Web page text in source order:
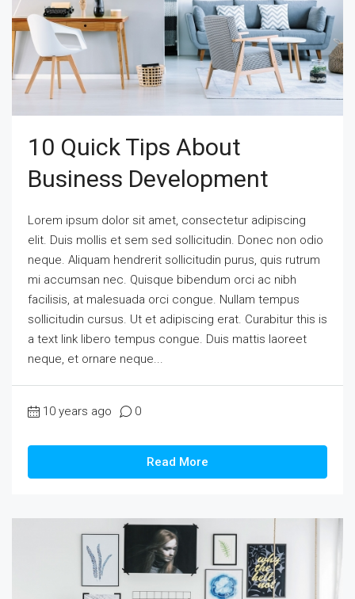
10 Quick Tips About
Business Development
Lorem ipsum dolor sit amet, consectetur adipiscing
elit. Duis mollis et sem sed sollicitudin. Donec non odio
neque. Aliquam hendrerit sollicitudin purus, quis rutrum
mi accumsan nec. Quisque bibendum orci ac nibh
facilisis, at malesuada orci congue. Nullam tempus
sollicitudin cursus. Ut et adipiscing erat. Curabitur this is
a text link libero tempus congue. Duis mattis laoreet
neque, et ornare neque...
10 years ago 0
Read More